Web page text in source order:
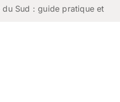
Sud : guide pratique et